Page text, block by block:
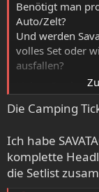
Benötigt man
Auto/Zelt?
Und werden
volles Set oder
ausfallen?
Lieben Dank
Die Camping
Ich habe
komplette
die Setlist